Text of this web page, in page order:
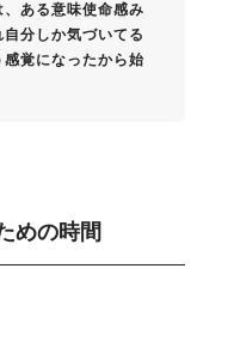
ある意味使命感み
分しか気づいてる
覚になったから始
めの時間